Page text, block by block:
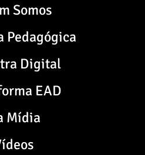
Somos
Pedagógica
Digital
EAD
Mídia